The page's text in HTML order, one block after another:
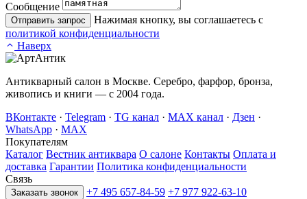
Сообщение
Отправить запрос
Нажимая кнопку, вы соглашаетесь с
политикой конфиденциальности
Наверх
Антикварный салон в Москве. Серебро, фарфор, бронза,
живопись и книги — с 2004 года.
ВКонтакте · Telegram · TG канал · MAX канал · Дзен ·
WhatsApp · MAX
Покупателям
Каталог Вестник антиквара О салоне Контакты Оплата и
доставка Гарантии Политика конфиденциальности
Связь
Заказать звонок +7 495 657-84-59 +7 977 922-63-10